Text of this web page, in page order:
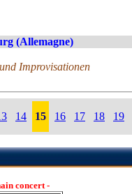
(Allemagne)
Improvisationen
14 15 16 17 18 19
concert -